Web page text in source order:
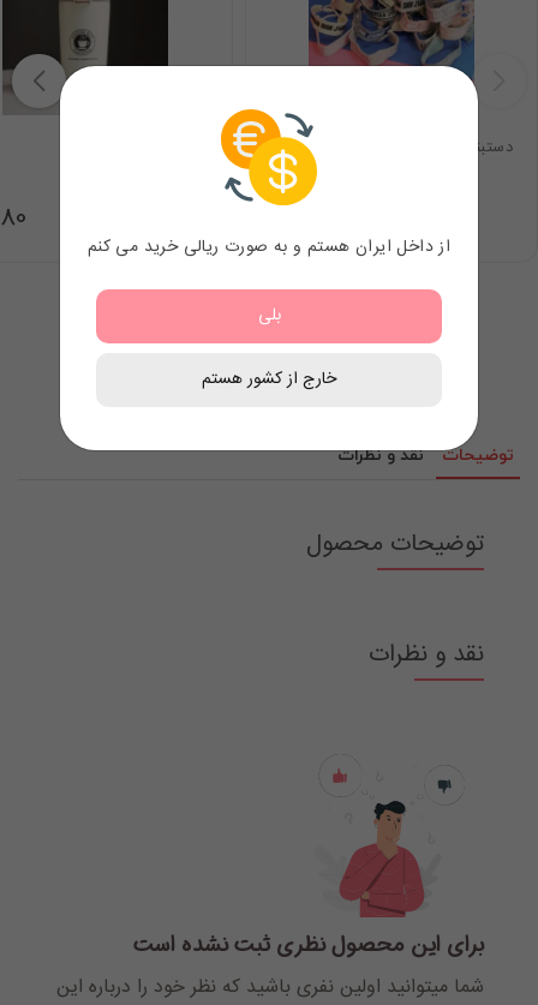
دستبند دیور
توضیحات نقد و نظرات
توضیحات محصول
نقد و نظرات
برای این محصول نظری ثبت نشده است
شما میتوانید اولین نفری باشید که نظر خود را درباره این
از داخل ایران هستم و به صورت ریالی خرید می کنم
بلی
خارج از کشور هستم